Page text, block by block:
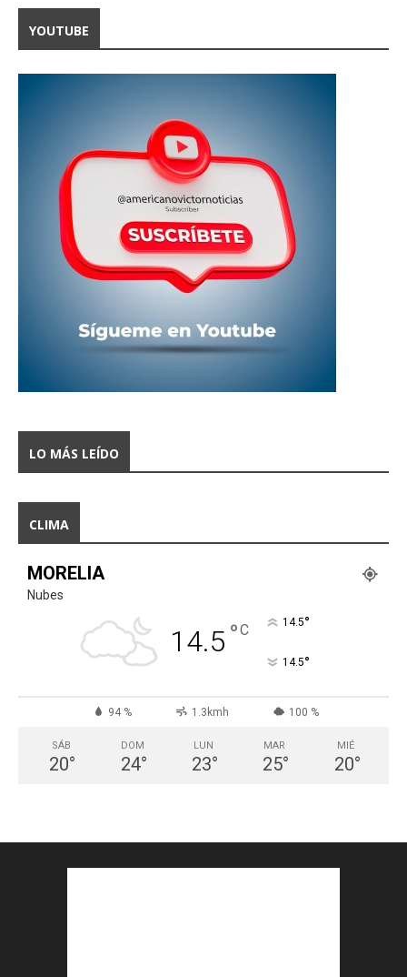
YOUTUBE
LO MÁS LEÍDO
CLIMA
MORELIA
Nubes
14.5 °C 14.5°
14.5°
94 % 1.3kmh 100 %
SÁB
20°
DOM
24°
LUN
23°
MAR
25°
MIÉ
20°